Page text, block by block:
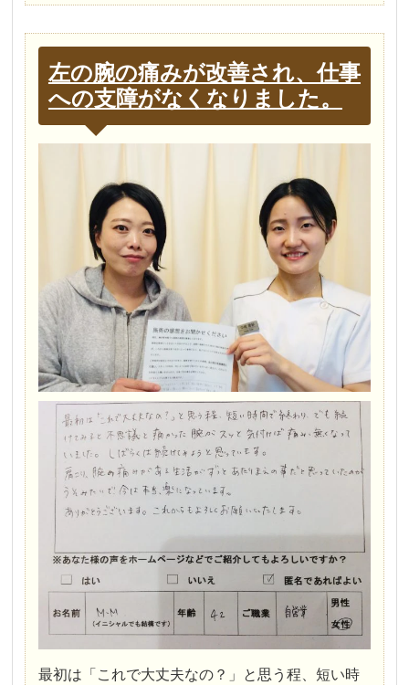
左の腕の痛みが改善され、仕事
への支障がなくなりました。
最初は「これで大丈夫なの？」と思う程、短い時